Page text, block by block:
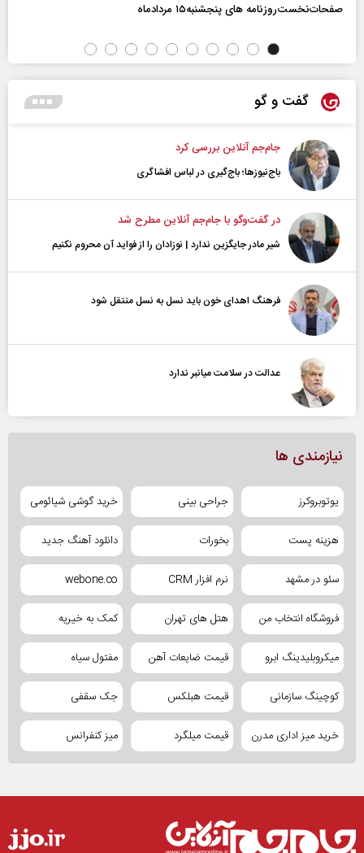
صفحات‌نخست‌روزنامه ها‌ی پنجشنبه‌۱۵ مردادماه
گفت و گو
جام‌جم آنلاین بررسی کرد
باج‌نیوزها؛ باج‌گیری در لباس افشاگری
در گفت‌و‌گو با جام‌جم آنلاین مطرح شد
شیر مادر جایگزین ندارد | نوزادان را از فواید آن محروم نکنیم
فرهنگ اهدای خون باید نسل به نسل منتقل شود
عدالت در سلامت میانبر ندارد
نیازمندی ها
یوتوبروکرز جراحی بینی خرید گوشی شیائومی
هزینه پست بخورات دانلود آهنگ جدید
سئو در مشهد نرم افزار CRM webone.co
فروشگاه انتخاب من هتل های تهران کمک به خیریه
میکروبلیدینگ ابرو قیمت ضایعات آهن مفتول سیاه
کوچینگ سازمانی قیمت هبلکس جک سقفی
خرید میز اداری مدرن قیمت میلگرد میز کنفرانس